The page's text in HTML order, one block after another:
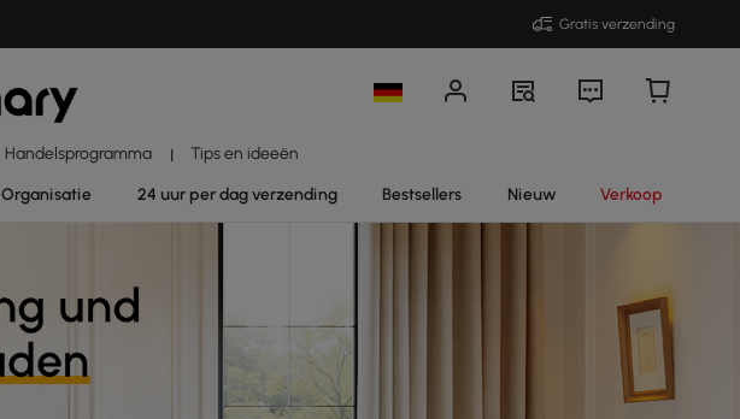
Gratis verzending
Handelsprogramma | Tips en ideeën
Organisatie 24 uur per dag verzending Bestsellers Nieuw Verkoop